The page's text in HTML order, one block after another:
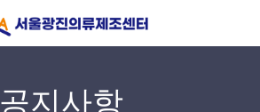
공지사항